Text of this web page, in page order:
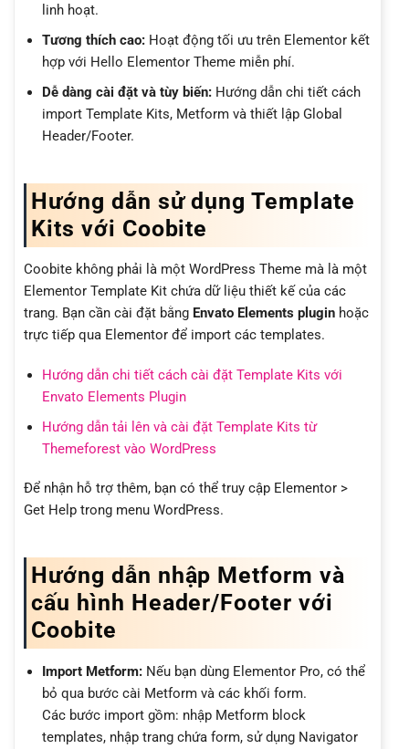
linh hoạt.
Tương thích cao:Hoạt động tối ưu trên Elementor kết
hợp với Hello Elementor Theme miễn phí.
Dễ dàng cài đặt và tùy biến:Hướng dẫn chi tiết cách
import Template Kits, Metform và thiết lập Global
Header/Footer.
Hướng dẫn sử dụng Template
Kits với Coobite
Coobite không phải là một WordPress Theme mà là một
Elementor Template Kit chứa dữ liệu thiết kế của các
trang. Bạn cần cài đặt bằng Envato Elements plugin hoặc
trực tiếp qua Elementor để import các templates.
Hướng dẫn chi tiết cách cài đặt Template Kits với
Envato Elements Plugin
Hướng dẫn tải lên và cài đặt Template Kits từ
Themeforest vào WordPress
Để nhận hỗ trợ thêm, bạn có thể truy cập Elementor >
Get Help trong menu WordPress.
Hướng dẫn nhập Metform và
cấu hình Header/Footer với
Coobite
Import Metform:Nếu bạn dùng Elementor Pro, có thể
bỏ qua bước cài Metform và các khối form.
Các bước import gồm: nhập Metform block
templates, nhập trang chứa form, sử dụng Navigator